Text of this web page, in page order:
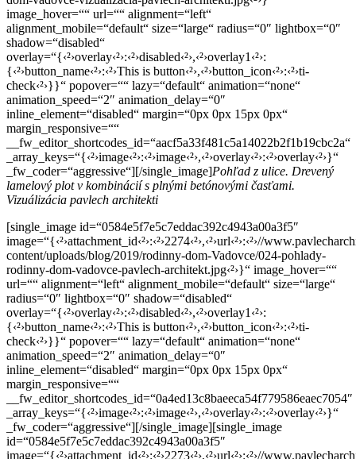
image_hover=““ url=““ alignment=“left“
alignment_mobile=“default“ size=“large“ radius=“0″ lightbox=“0″
shadow=“disabled“
overlay=“{‹²›overlay‹²›:‹²›disabled‹²›,‹²›overlay1‹²›:
{‹²›button_name‹²›:‹²›This is button‹²›,‹²›button_icon‹²›:‹²›ti-
check‹²›}}“ popover=““ lazy=“default“ animation=“none“
animation_speed=“2″ animation_delay=“0″
inline_element=“disabled“ margin=“0px 0px 15px 0px“
margin_responsive=““
__fw_editor_shortcodes_id=“aacf5a33f481c5a14022b2f1b19cbc2a“
_array_keys=“{‹²›image‹²›:‹²›image‹²›,‹²›overlay‹²›:‹²›overlay‹²›}“
_fw_coder=“aggressive“][/single_image]Pohľad z ulice. Drevený
lamelový plot v kombinácií s plnými betónovými časťami.
Vizuálizácia pavlech architekti
[single_image id=“0584e5f7e5c7eddac392c4943a00a3f5″
image=“{‹²›attachment_id‹²›:‹²›2274‹²›,‹²›url‹²›:‹²›//
content/uploads/blog/2019/rodinny-dom-Vadovce/024-pohlady-
rodinny-dom-vadovce-pavlech-architekt.jpg‹²›}“ image_hover=““
url=““ alignment=“left“ alignment_mobile=“default“ size=“large“
radius=“0″ lightbox=“0″ shadow=“disabled“
overlay=“{‹²›overlay‹²›:‹²›disabled‹²›,‹²›overlay1‹²›:
{‹²›button_name‹²›:‹²›This is button‹²›,‹²›button_icon‹²›:‹²›ti-
check‹²›}}“ popover=““ lazy=“default“ animation=“none“
animation_speed=“2″ animation_delay=“0″
inline_element=“disabled“ margin=“0px 0px 15px 0px“
margin_responsive=““
__fw_editor_shortcodes_id=“0a4ed13c8baeeca54f779586eaec7054″
_array_keys=“{‹²›image‹²›:‹²›image‹²›,‹²›overlay‹²›:‹²›overlay‹²›}“
_fw_coder=“aggressive“][/single_image][single_image
id=“0584e5f7e5c7eddac392c4943a00a3f5″
image=“{‹²›attachment_id‹²›:‹²›2273‹²›,‹²›url‹²›:‹²›//